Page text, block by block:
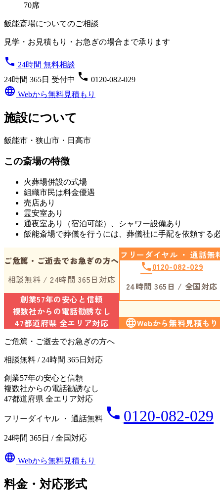
70席
飯能斎場についてのご相談
見学・お見積もり・お急ぎの場合まで承ります
phone 24時間 無料相談
24時間 365日 受付中 phone 0120-082-029
language Webから無料見積もり
施設について
飯能市・狭山市・日高市
この斎場の特徴
火葬場併設の式場
組織市民は料金優遇
売店あり
霊安室あり
通夜室あり（宿泊可能）、シャワー設備あり
飯能斎場で葬儀を行うには、葬儀社に手配を依頼する
ご危篤・ご逝去でお急ぎの方へ
相談無料 / 24時間 365日対応
創業57年の安心と信頼
複数社からの電話勧誘なし
47都道府県 全エリア対応
フリーダイヤル ・ 通話無
phone0120-082-029
24時間 365日 / 全国対応
languageWebから無料見積もり
ご危篤・ご逝去でお急ぎの方へ
相談無料 / 24時間 365日対応
創業57年の安心と信頼
複数社からの電話勧誘なし
47都道府県 全エリア対応
フリーダイヤル ・ 通話無料 phone 0120-082-029
24時間 365日 / 全国対応
language Webから無料見積もり
料金・対応形式